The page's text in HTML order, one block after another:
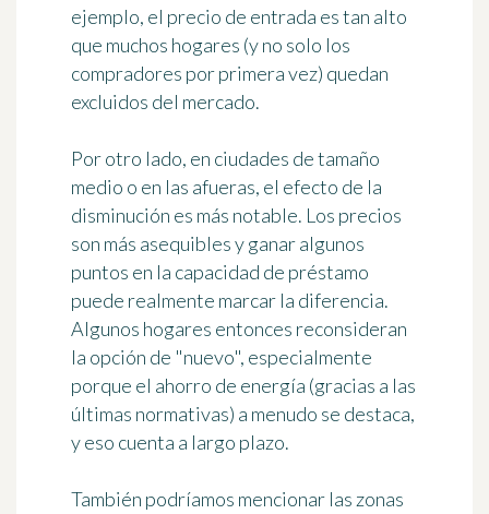
ejemplo, el precio de entrada es tan alto
que muchos hogares (y no solo los
compradores por primera vez) quedan
excluidos del mercado.
Por otro lado, en ciudades de tamaño
medio o en las afueras, el efecto de la
disminución es más notable. Los precios
son más asequibles y ganar algunos
puntos en la capacidad de préstamo
puede realmente marcar la diferencia.
Algunos hogares entonces reconsideran
la opción de "nuevo", especialmente
porque el ahorro de energía (gracias a las
últimas normativas) a menudo se destaca,
y eso cuenta a largo plazo.
También podríamos mencionar las zonas